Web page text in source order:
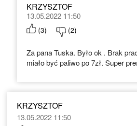
KRZYSZTOF
13.05.2022 11:50
(3) (2)
Za pana Tuska. Było ok . Brak
miało być paliwo po 7zł. Super
KRZYSZTOF
13.05.2022 11:50